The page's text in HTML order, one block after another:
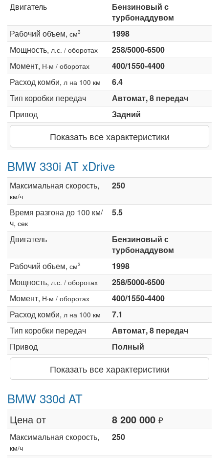
Двигатель
Бензиновый с
турбонаддувом
Рабочий объем, см3
1998
Мощность, л.с. / оборотах
258/5000-6500
Момент, Н·м / оборотах
400/1550-4400
Расход комби, л на 100 км
6.4
Тип коробки передач
Автомат, 8 передач
Привод
Задний
Показать все характеристики
BMW 330i AT xDrive
Максимальная скорость,
км/ч
250
Время разгона до 100 км/
ч, сек
5.5
Двигатель
Бензиновый с
турбонаддувом
Рабочий объем, см3
1998
Мощность, л.с. / оборотах
258/5000-6500
Момент, Н·м / оборотах
400/1550-4400
Расход комби, л на 100 км
7.1
Тип коробки передач
Автомат, 8 передач
Привод
Полный
Показать все характеристики
BMW 330d AT
Цена от 8 200 000 ₽
Максимальная скорость,
км/ч
250